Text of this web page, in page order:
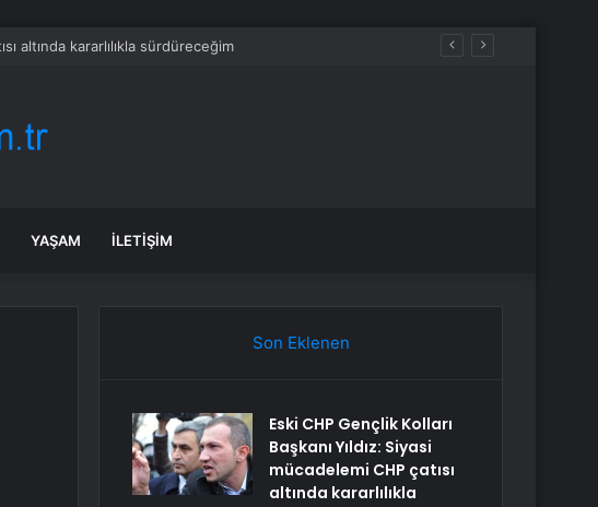
YAŞAM İLETIŞIM
Son Eklenen
Eski CHP Gençlik Kolları
Başkanı Yıldız: Siyasi
mücadelemi CHP çatısı
altında kararlılıkla